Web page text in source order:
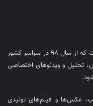
روزنامه فوتبالز، روزنامه ای ورزشی چاپ صبح است که از سال ۹۸ در سراسر کشور
تحلیل و ویدئوهای اختصاصی
عکس‌ها و فیلم‌های تولیدی